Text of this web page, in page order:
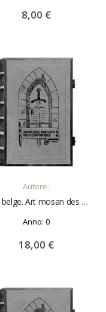
8,00 €
AGGIUNGI AL CARRELLO
Autore:
L' art belge. Art mosan des XI° et XII° siècle
Anno: 0
18,00 €